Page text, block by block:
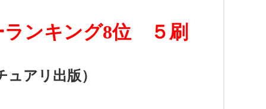
ランキング8位 ５刷
アリ出版）